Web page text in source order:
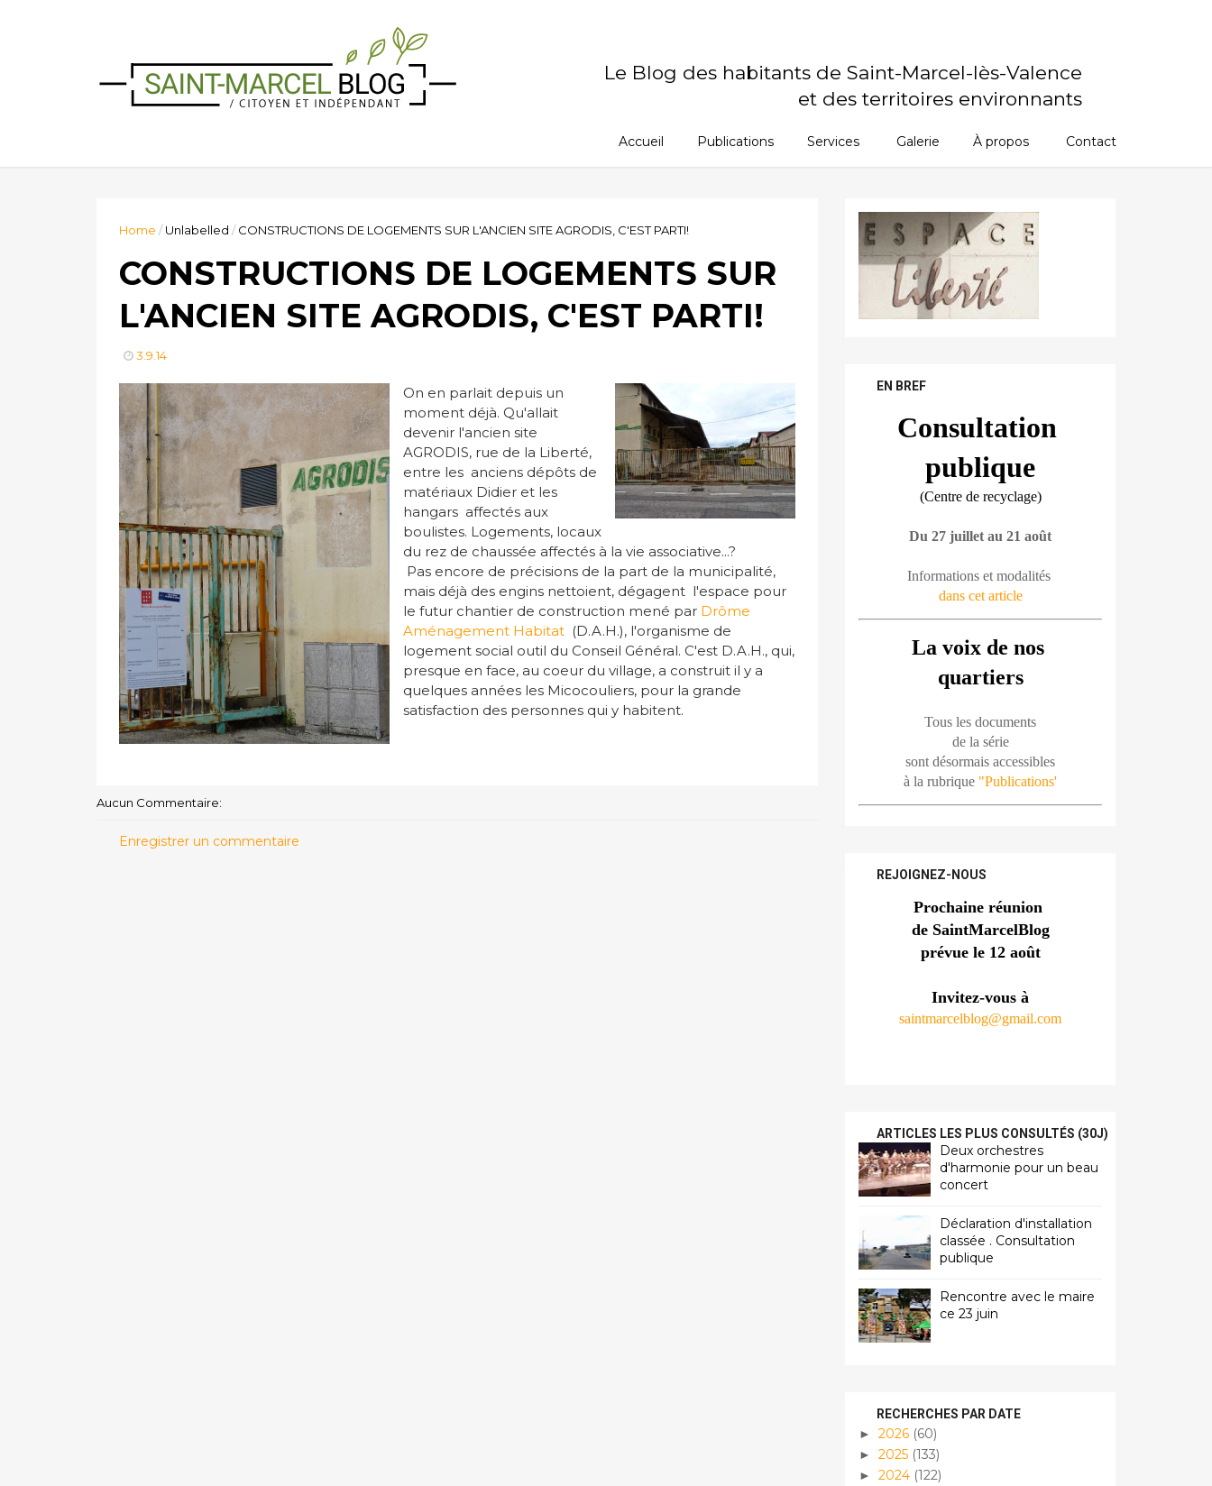
Le Blog des habitants de Saint-Marcel-lès-Valence
et des territoires environnants
Accueil Publications Services Galerie À propos Contact
Home /Unlabelled / CONSTRUCTIONS DE LOGEMENTS SUR L'ANCIEN SITE AGRODIS, C'EST PARTI!
CONSTRUCTIONS DE LOGEMENTS SUR
L'ANCIEN SITE AGRODIS, C'EST PARTI!
3.9.14
On en parlait depuis un
moment déjà. Qu'allait
devenir l'ancien site
AGRODIS, rue de la Liberté,
entre les anciens dépôts de
matériaux Didier et les
hangars affectés aux
boulistes. Logements, locaux
du rez de chaussée affectés à la vie associative...?
Pas encore de précisions de la part de la municipalité,
mais déjà des engins nettoient, dégagent l'espace pour
le futur chantier de construction mené par Drôme
Aménagement Habitat (D.A.H.), l'organisme de
logement social outil du Conseil Général. C'est D.A.H., qui,
presque en face, au coeur du village, a construit il y a
quelques années les Micocouliers, pour la grande
satisfaction des personnes qui y habitent.
Aucun Commentaire:
Enregistrer un commentaire
EN BREF
Consultation
publique
(Centre de recyclage)
Du 27 juillet au 21 août
Informations et modalités
dans cet article
La voix de nos
quartiers
Tous les documents
de la série
sont désormais accessibles
à la rubrique "Publications'
REJOIGNEZ-NOUS
Prochaine réunion
de SaintMarcelBlog
prévue le 12 août
Invitez-vous à
saintmarcelblog@gmail.com
ARTICLES LES PLUS CONSULTÉS (30J)
Deux orchestres
d'harmonie pour un beau
concert
Déclaration d'installation
classée . Consultation
publique
Rencontre avec le maire
ce 23 juin
RECHERCHES PAR DATE
► 2026 (60)
► 2025 (133)
► 2024 (122)